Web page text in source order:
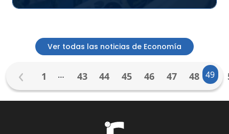
Ver todas las noticias de Economía
1 … 43 44 45 46 47 48 49